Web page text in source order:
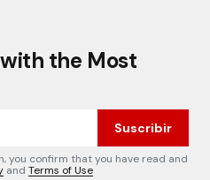
the Most
Suscribir
you confirm that you have read and
and Terms of Use